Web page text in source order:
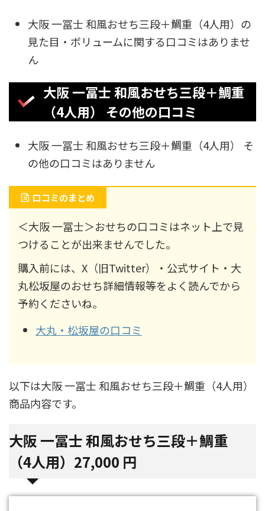
大阪 一冨士 和風おせち三段＋鯛重（4人用）の
見た目・ボリュームに関する口コミはありませ
ん
大阪 一冨士 和風おせち三段＋鯛重
（4人用） その他の口コミ
大阪 一冨士 和風おせち三段＋鯛重（4人用） そ
の他の口コミはありません
口コミのまとめ
＜大阪 一冨士＞おせちの口コミはネット上で見
つけることが出来ませんでした。
購入前には、X（旧Twitter）・公式サイト・大
丸松坂屋のおせち詳細情報等をよく読んでから
予約くださいね。
大丸・松坂屋の口コミ
以下は大阪 一冨士 和風おせち三段＋鯛重（4人用）
商品内容です。
大阪 一冨士 和風おせち三段＋鯛重
（4人用）27,000 円